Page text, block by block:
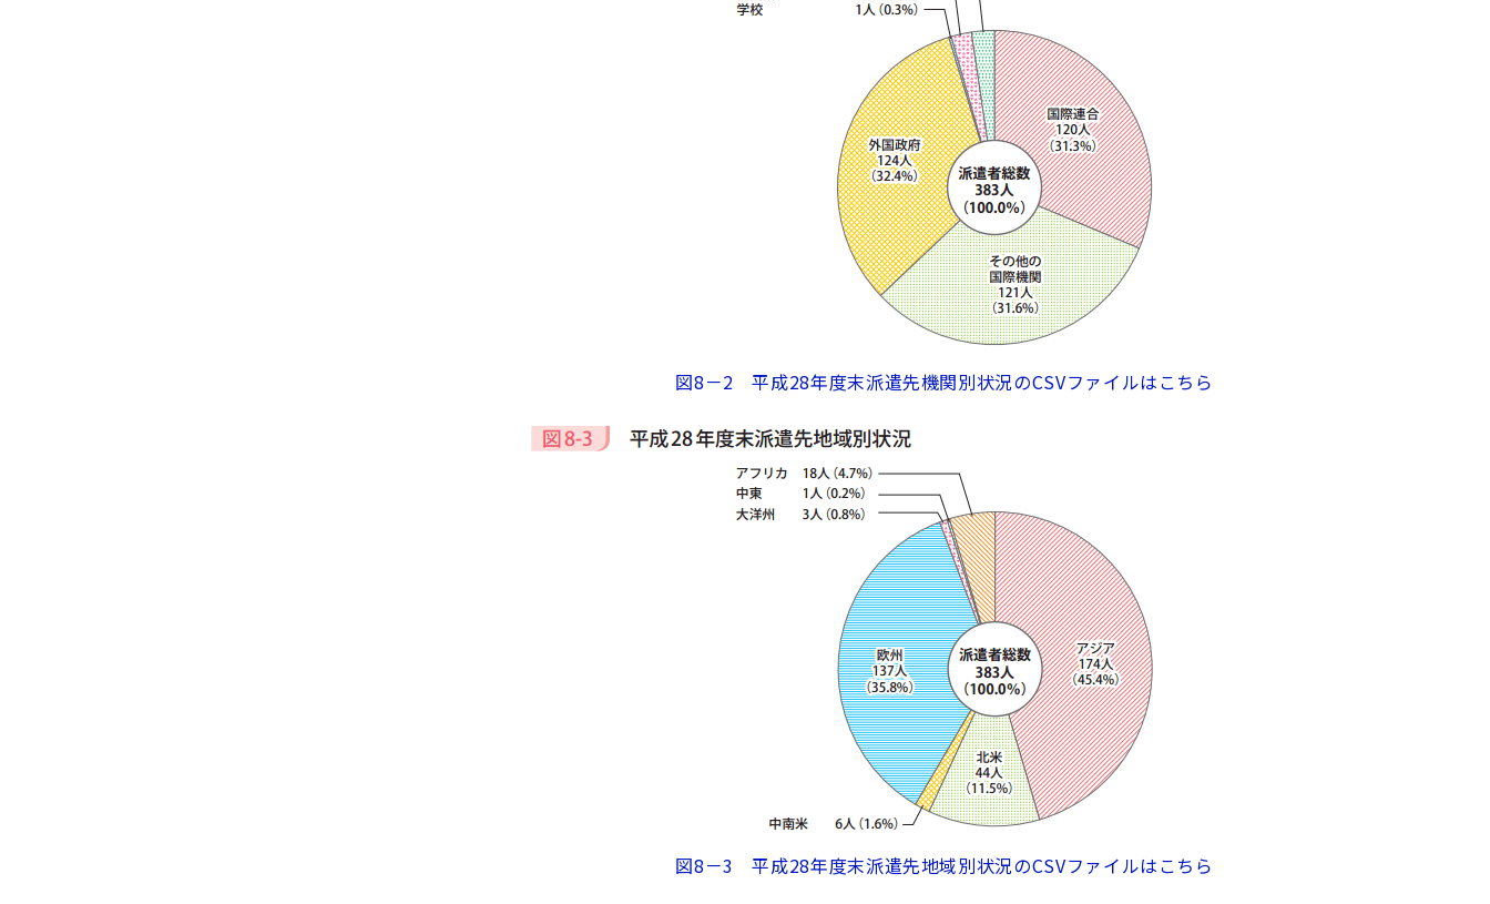
図8－2 平成28年度末派遣先機関別状況のCSVファイルはこちら
図8－3 平成28年度末派遣先地域別状況のCSVファイルはこちら